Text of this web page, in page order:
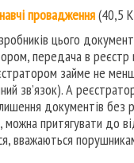
провадження(40,5
цього
передача в реєстр
займе не
зв’язок). А
документів без
притягувати до
вважаються